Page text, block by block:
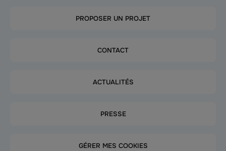
PROPOSER UN PROJET
CONTACT
ACTUALITÉS
PRESSE
GÉRER MES COOKIES